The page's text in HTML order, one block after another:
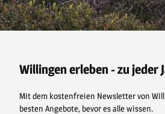
F
a
c
o
k
P
i
n
e
s
Y
o
u
e
I
n
s
r
a
Willingen erleben - zu jeder
Mit dem kostenfreien Newsletter von
besten Angebote, bevor es alle wissen.